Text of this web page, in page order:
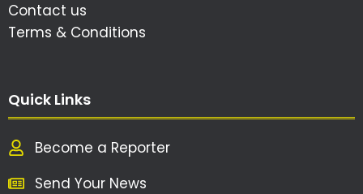
Contact us
Terms & Conditions
Quick Links
Become a Reporter
Send Your News